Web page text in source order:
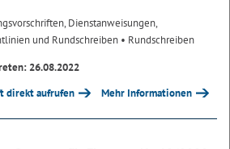
Dienstanweisungen,
und Rundschreiben • Rundschreiben
26.08.2022
direkt aufrufen Mehr Informationen